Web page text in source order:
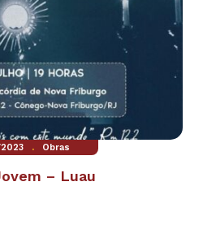
. Obras
– Luau